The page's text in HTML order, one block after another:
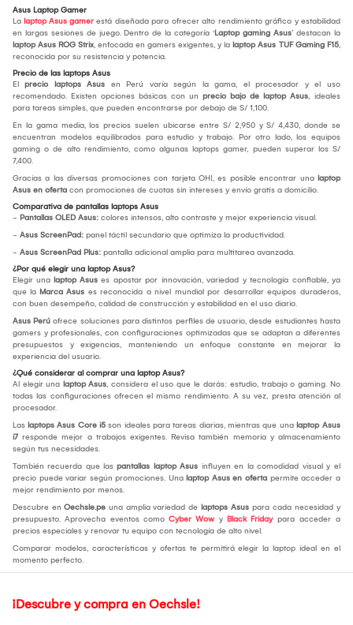
Asus Laptop Gamer
La laptop Asus gamer está diseñada para ofrecer alto rendimiento gráfico y estabilidad
en largas sesiones de juego. Dentro de la categoría ‘Laptop gaming Asus’ destacan la
laptop Asus ROG Strix, enfocada en gamers exigentes, y la laptop Asus TUF Gaming F15,
reconocida por su resistencia y potencia.
Precio de las laptops Asus
El precio laptops Asus en Perú varía según la gama, el procesador y el uso
recomendado. Existen opciones básicas con un precio bajo de laptop Asus, ideales
para tareas simples, que pueden encontrarse por debajo de S/ 1,100.
En la gama media, los precios suelen ubicarse entre S/ 2,950 y S/ 4,430, donde se
encuentran modelos equilibrados para estudio y trabajo. Por otro lado, los equipos
gaming o de alto rendimiento, como algunas laptops gamer, pueden superar los S/
7,400.
Gracias a las diversas promociones con tarjeta OH!, es posible encontrar una laptop
Asus en oferta con promociones de cuotas sin intereses y envío gratis a domicilio.
Comparativa de pantallas laptops Asus
- Pantallas OLED Asus: colores intensos, alto contraste y mejor experiencia visual.
- Asus ScreenPad: panel táctil secundario que optimiza la productividad.
- Asus ScreenPad Plus: pantalla adicional amplia para multitarea avanzada.
¿Por qué elegir una laptop Asus?
Elegir una laptop Asus es apostar por innovación, variedad y tecnología confiable, ya
que la Marca Asus es reconocida a nivel mundial por desarrollar equipos duraderos,
con buen desempeño, calidad de construcción y estabilidad en el uso diario.
Asus Perú ofrece soluciones para distintos perfiles de usuario, desde estudiantes hasta
gamers y profesionales, con configuraciones optimizadas que se adaptan a diferentes
presupuestos y exigencias, manteniendo un enfoque constante en mejorar la
experiencia del usuario.
¿Qué considerar al comprar una laptop Asus?
Al elegir una laptop Asus, considera el uso que le darás: estudio, trabajo o gaming. No
todas las configuraciones ofrecen el mismo rendimiento. A su vez, presta atención al
procesador.
Las laptops Asus Core i5 son ideales para tareas diarias, mientras que una laptop Asus
i7 responde mejor a trabajos exigentes. Revisa también memoria y almacenamiento
según tus necesidades.
También recuerda que las pantallas laptop Asus influyen en la comodidad visual y el
precio puede variar según promociones. Una laptop Asus en oferta permite acceder a
mejor rendimiento por menos.
Descubre en Oechsle.pe una amplia variedad de laptops Asus para cada necesidad y
presupuesto. Aprovecha eventos como Cyber Wow y Black Fridaypara acceder a
precios especiales y renovar tu equipo con tecnología de alto nivel.
Comparar modelos, características y ofertas te permitirá elegir la laptop ideal en el
momento perfecto.
¡Descubre y compra en Oechsle!